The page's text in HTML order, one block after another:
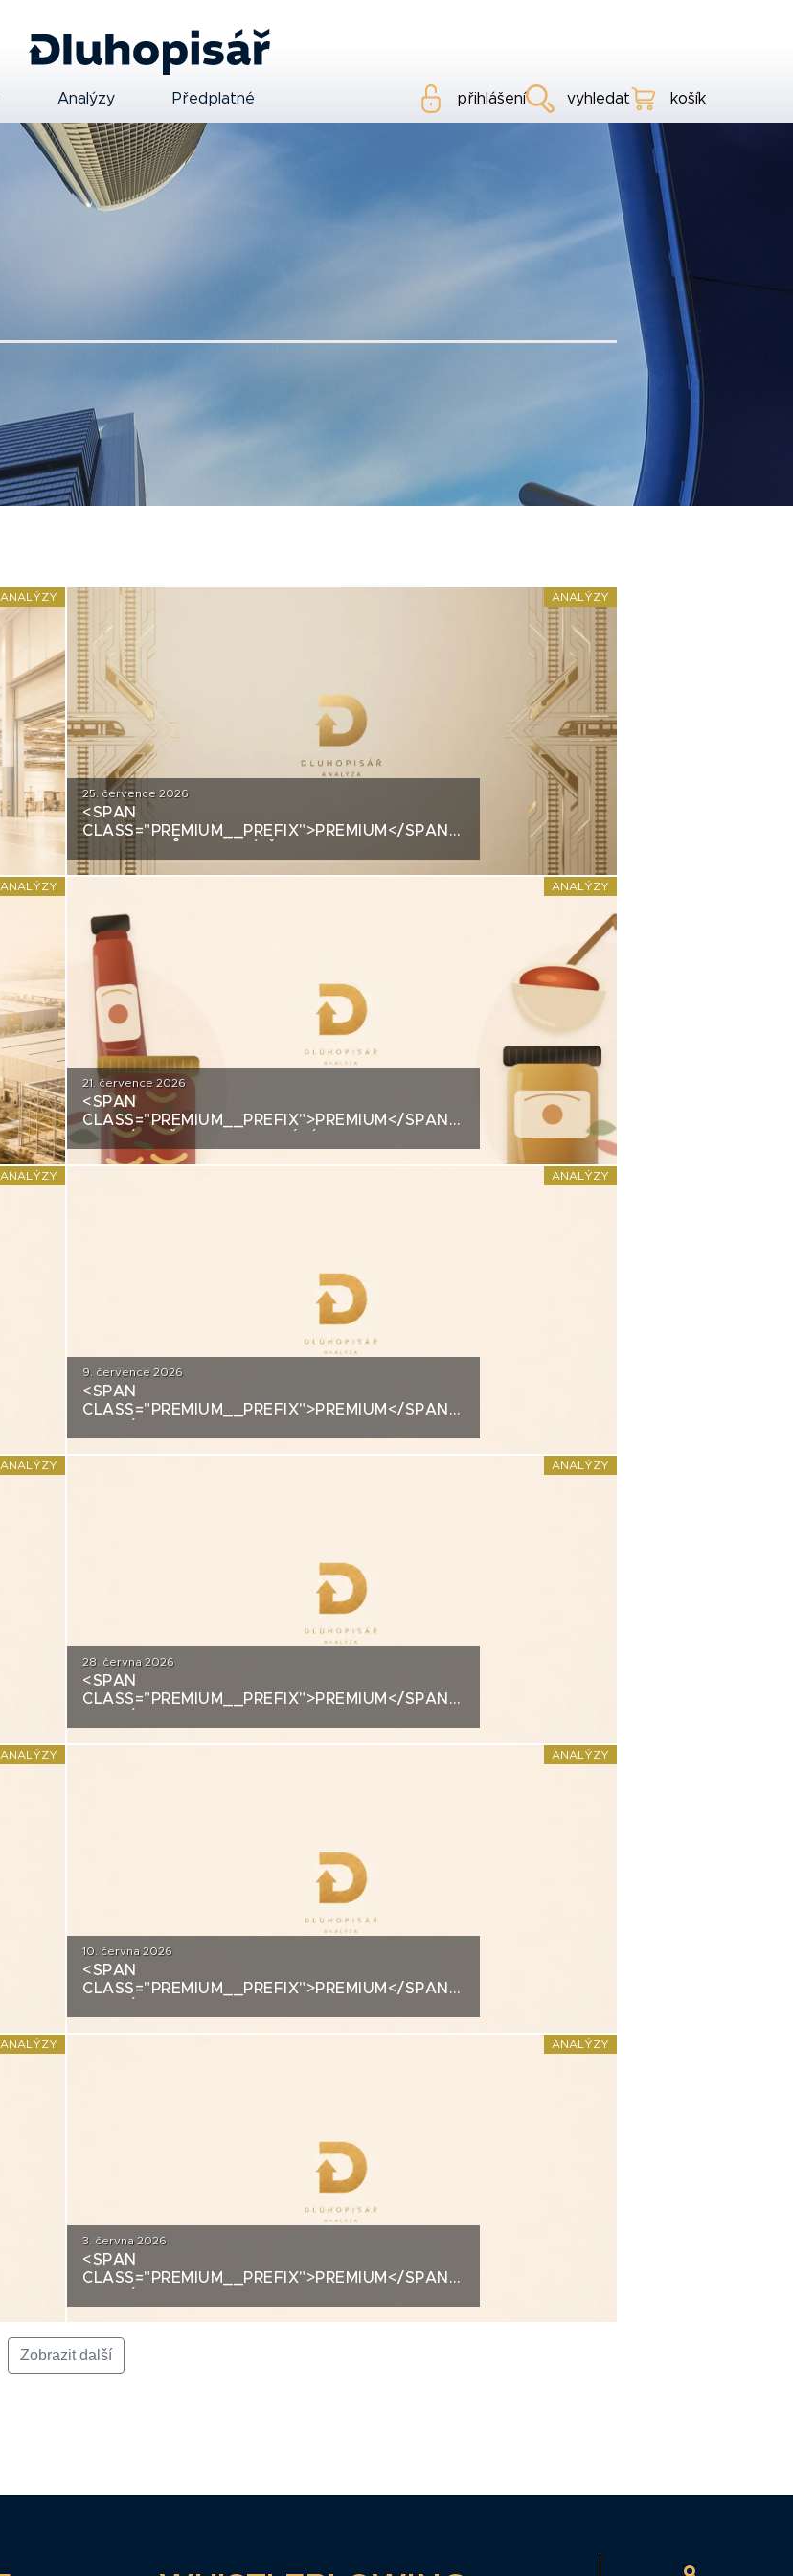
Analýzy Předplatné přihlášení vyhledat košík
ANALÝZY ANALÝZY
25. července 2026
<SPAN
CLASS="PREMIUM__PREFIX">PREMIUM</SPAN>ŠKODA
GROUP: PRŮMYSLOVÝ ŠAMPION NA
STRATEGICKÉ KŘIŽOVATCE
ANALÝZY ANALÝZY
21. července 2026
<SPAN
CLASS="PREMIUM__PREFIX">PREMIUM</SPAN>KREDITNÍ
ANALÝZA ŽIVINY: Z DOMÁCÍHO KIMCHI K
DLUHOPISOVÉMU PROGRAMU ZA PŮL
ANALÝZY ANALÝZY
9. července 2026
<SPAN
CLASS="PREMIUM__PREFIX">PREMIUM</SPAN>KREDITNÍ
ANALÝZY ANALÝZY
28. června 2026
<SPAN
CLASS="PREMIUM__PREFIX">PREMIUM</SPAN>KREDITNÍ
ANALÝZY ANALÝZY
10. června 2026
<SPAN
CLASS="PREMIUM__PREFIX">PREMIUM</SPAN>KREDITNÍ
ANALÝZY ANALÝZY
3. června 2026
<SPAN
CLASS="PREMIUM__PREFIX">PREMIUM</SPAN>KREDITNÍ
Zobrazit další